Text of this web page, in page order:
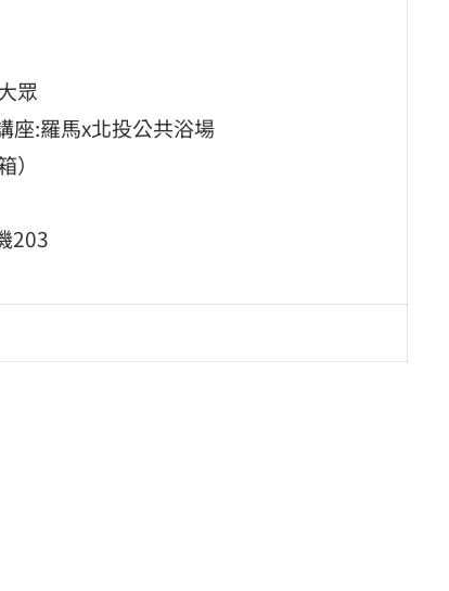
眾
:羅馬x北投公共浴場
203